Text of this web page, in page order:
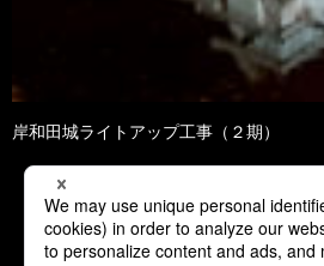
岸和田城ライトアップ工事（２期）
1 2 3 4